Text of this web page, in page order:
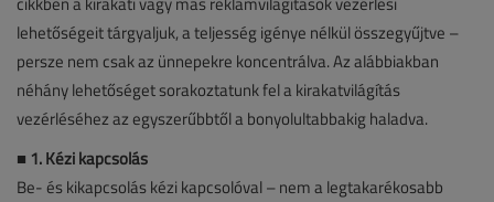
lehetőségeit tárgyaljuk, a teljesség igénye nélkül összegyűjtve –
persze nem csak az ünnepekre koncentrálva. Az alábbiakban
néhány lehetőséget sorakoztatunk fel a kirakatvilágítás
vezérléséhez az egyszerűbbtől a bonyolultabbakig haladva.
■ 1. Kézi kapcsolás
Be- és kikapcsolás kézi kapcsolóval – nem a legtakarékosabb